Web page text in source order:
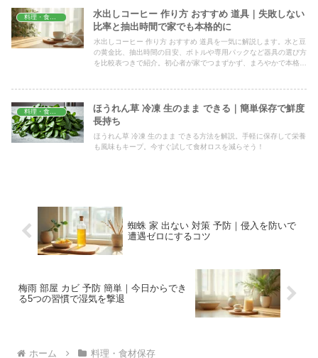
料理・食材保存
水出しコーヒー 作り方 おすすめ 道具｜失敗しない
比率と抽出時間で家でも本格的に
水出しコーヒー 作り方 おすすめ 道具を一気に解説します。水と豆
の黄金比、抽出時間の目安、ボトルや専用パックなど器具の選び方
を比較表つきで紹介。初心者が家でつまずかず、まろやかで本格的
ほうれん草 冷凍 生のまま できる｜簡単保存で鮮度
長持ち
ほうれん草 冷凍 生のまま できる方法を解説。手軽に保存して栄養
も風味もキープ。今すぐ試して食材ロスを減らそう！
蜘蛛 家 出ない 対策 予防｜侵入を防いで
遭遇ゼロにするコツ
梅雨 部屋 カビ 予防 簡単｜今日からでき
る5つの習慣で湿気を撃退
ホーム 料理・食材保存